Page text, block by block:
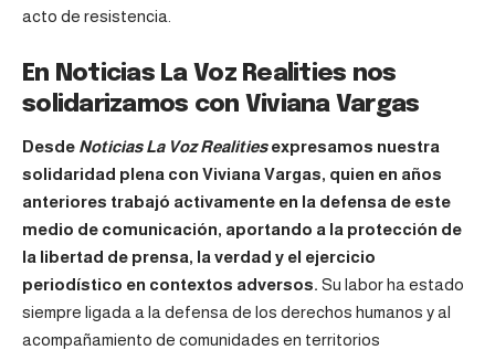
acto de resistencia.
En Noticias La Voz Realities nos
solidarizamos con Viviana Vargas
Desde Noticias La Voz Realitiesexpresamos nuestra
solidaridad plena con Viviana Vargas, quien en años
anteriores trabajó activamente en la defensa de este
medio de comunicación, aportando a la protección de
la libertad de prensa, la verdad y el ejercicio
periodístico en contextos adversos. Su labor ha estado
siempre ligada a la defensa de los derechos humanos y al
acompañamiento de comunidades en territorios